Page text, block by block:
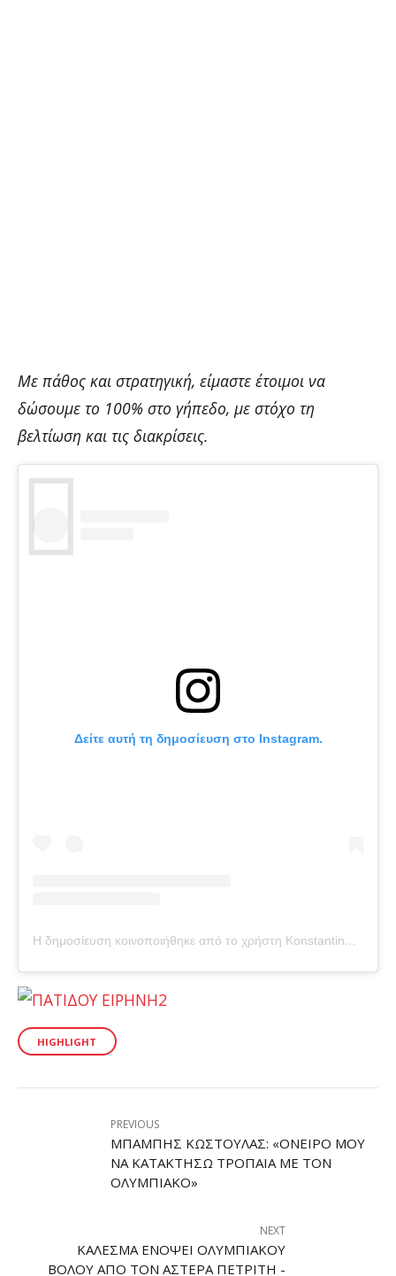
Με πάθος και στρατηγική, είμαστε έτοιμοι να
δώσουμε το 100% στο γήπεδο, με στόχο τη
βελτίωση και τις διακρίσεις.
Δείτε αυτή τη δημοσίευση στο Instagram.
Η δημοσίευση κοινοποιήθηκε από το χρήστη Konstantinos Bratsos (@konstantinosbratsos)
HIGHLIGHT
PREVIOUS
ΜΠΆΜΠΗΣ ΚΩΣΤΟΎΛΑΣ: «ΌΝΕΙΡΌ ΜΟΥ
ΝΑ ΚΑΤΑΚΤΉΣΩ ΤΡΌΠΑΙΑ ΜΕ ΤΟΝ
ΟΛΥΜΠΙΑΚΌ»
NEXT
ΚΆΛΕΣΜΑ ΕΝΌΨΕΙ ΟΛΥΜΠΙΑΚΟΎ
ΒΌΛΟΥ ΑΠΌ ΤΟΝ ΑΣΤΈΡΑ ΠΕΤΡΙΤΉ -